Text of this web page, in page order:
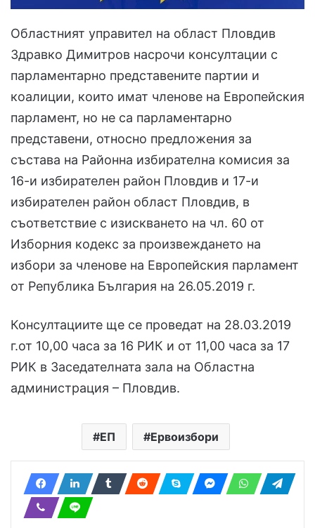
Областният управител на област Пловдив
Здравко Димитров насрочи консултации с
парламентарно представените партии и
коалиции, които имат членове на Европейския
парламент, но не са парламентарно
представени, относно предложения за
състава на Районна избирателна комисия за
16-и избирателен район Пловдив и 17-и
избирателен район област Пловдив, в
съответствие с изискването на чл. 60 от
Изборния кодекс за произвеждането на
избори за членове на Европейския парламент
от Република България на 26.05.2019 г.
Консултациите ще се проведат на 28.03.2019
г.от 10,00 часа за 16 РИК и от 11,00 часа за 17
РИК в Заседателната зала на Областна
администрация – Пловдив.
ЕП Ервоизбори